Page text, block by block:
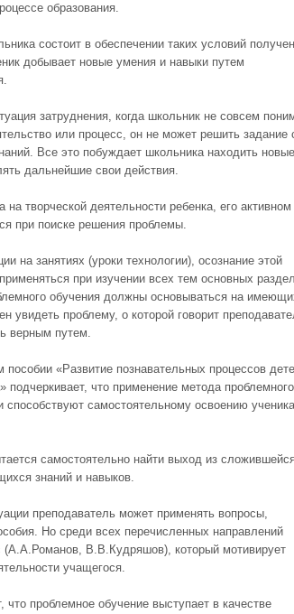
образования.
состоит в обеспечении таких условий
добывает новые умения и навыки путем
затруднения, когда школьник не совсем
или процесс, он не может решить задание
Все это побуждает школьника находить новые
дальнейшие свои действия.
на творческой деятельности ребенка, его активном
при поиске решения проблемы.
на занятиях (уроки технологии), осознание этой
при изучении всех тем основных
обучения должны основываться на
увидеть проблему, о которой говорит
верным путем.
«Развитие познавательных процессов
подчеркивает, что применение метода проблемного
способствуют самостоятельному освоению
самостоятельно найти выход из
знаний и навыков.
преподаватель может применять вопросы,
Но среди всех перечисленных направлений
(А.А.Романов, В.В.Кудряшов), который мотивирует
учащегося.
проблемное обучение выступает в качестве